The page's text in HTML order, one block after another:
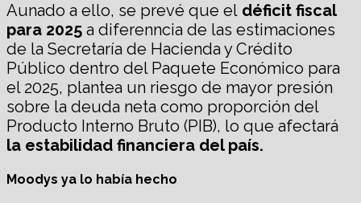
Aunado a ello, se prevé que el déficit fiscal
para 2025 a diferenncia de las estimaciones
de la Secretaría de Hacienda y Crédito
Público dentro del Paquete Económico para
el 2025, plantea un riesgo de mayor presión
sobre la deuda neta como proporción del
Producto Interno Bruto (PIB), lo que afectará
la estabilidad financiera del país.
Moodys ya lo había hecho